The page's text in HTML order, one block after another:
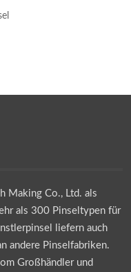
Making Co., Ltd. als
als 300 Pinseltypen für
liefern auch
andere Pinselfabriken.
Großhändler und